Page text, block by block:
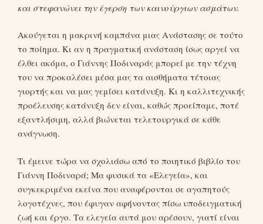
και στεφανώνει την έγερση των καινούργιων ασμάτων.
Ακούγεται η μακρινή καμπάνα μιας Ανάστασης σε τούτο
το ποίημα. Κι αν η πραγματική ανάσταση ίσως αργεί να
έλθει ακόμα, ο Γιάννης Ποδιναράς μπορεί με την τέχνη
του να προκαλέσει μέσα μας τα αισθήματα τέτοιας
γιορτής και να μας γεμίσει κατάνυξη. Κι η καλλιτεχνικής
προέλευσης κατάνυξη δεν είναι, καθώς προείπαμε, ποτέ
εξαντλήσιμη, αλλά βιώνεται τελετουργικά σε κάθε
ανάγνωση.
Τι έμεινε τώρα να σχολιάσω από το ποιητικό βιβλίο του
Γιάννη Ποδιναρά; Μα φυσικά τα «Ελεγεία», και
συγκεκριμένα εκείνα που αναφέρονται σε αγαπητούς
λογοτέχνες, που έφυγαν αφήνοντας πίσω υποδειγματική
ζωή και έργο. Τα ελεγεία αυτά μου αρέσουν, γιατί είναι